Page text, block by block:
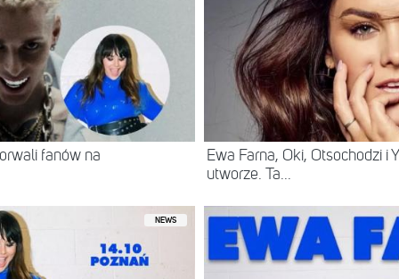
fanów na
Ewa Farna, Oki, Otsochodzi i
utworze. Ta...
NEWS